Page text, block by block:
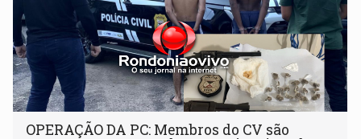
OPERAÇÃO DA PC: Membros do CV são